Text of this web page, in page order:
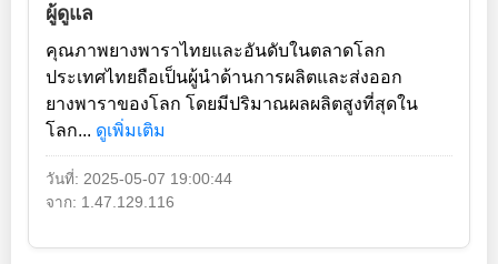
ผู้ดูแล
คุณภาพยางพาราไทยและอันดับในตลาดโลก
ประเทศไทยถือเป็นผู้นำด้านการผลิตและส่งออก
ยางพาราของโลก โดยมีปริมาณผลผลิตสูงที่สุดใน
โลก... ดูเพิ่มเติม
วันที่: 2025-05-07 19:00:44
จาก: 1.47.129.116